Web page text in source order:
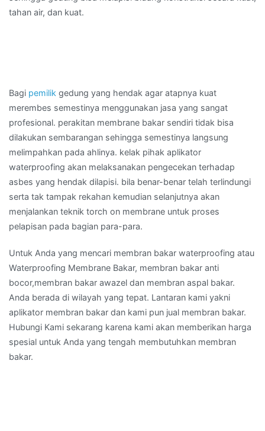
tahan air, dan kuat.
Bagi pemilik gedung yang hendak agar atapnya kuat
merembes semestinya menggunakan jasa yang sangat
profesional. perakitan membrane bakar sendiri tidak bisa
dilakukan sembarangan sehingga semestinya langsung
melimpahkan pada ahlinya. kelak pihak aplikator
waterproofing akan melaksanakan pengecekan terhadap
asbes yang hendak dilapisi. bila benar-benar telah terlindungi
serta tak tampak rekahan kemudian selanjutnya akan
menjalankan teknik torch on membrane untuk proses
pelapisan pada bagian para-para.
Untuk Anda yang mencari membran bakar waterproofing atau
Waterproofing Membrane Bakar, membran bakar anti
bocor,membran bakar awazel dan membran aspal bakar.
Anda berada di wilayah yang tepat. Lantaran kami yakni
aplikator membran bakar dan kami pun jual membran bakar.
Hubungi Kami sekarang karena kami akan memberikan harga
spesial untuk Anda yang tengah membutuhkan membran
bakar.